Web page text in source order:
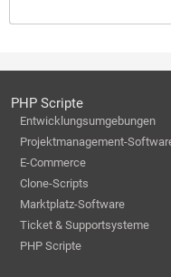
PHP Scripte
Entwicklungsumgebungen
Projektmanagement-
E-Commerce
Clone-Scripts
Marktplatz-Software
Ticket & Supportsysteme
PHP Scripte